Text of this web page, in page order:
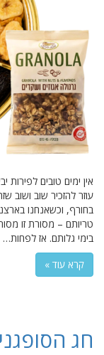
אין ימים טובים
עוזר להזכיר שוב ושוב
בחורף, וכשאנחנו
טריותם – מסורת זו
בימי גלותם. אז לפחות…
קרא עוד »
חג